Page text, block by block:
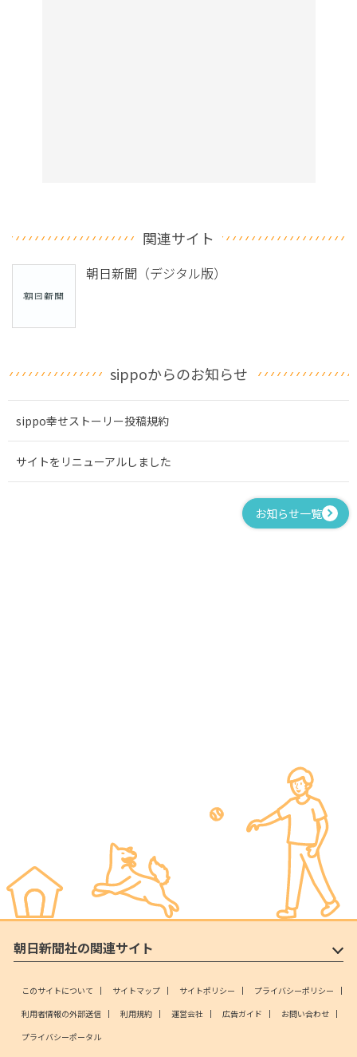
関連サイト
朝日新聞（デジタル版）
sippoからのお知らせ
sippo幸せストーリー投稿規約
サイトをリニューアルしました
お知らせ一覧
朝日新聞社の関連サイト
このサイトについて サイトマップ サイトポリシー
プライバシーポリシー
利用者情報の外部送信
利用規約 運営会社 広告ガイド
お問い合わせ
プライバシーポータル